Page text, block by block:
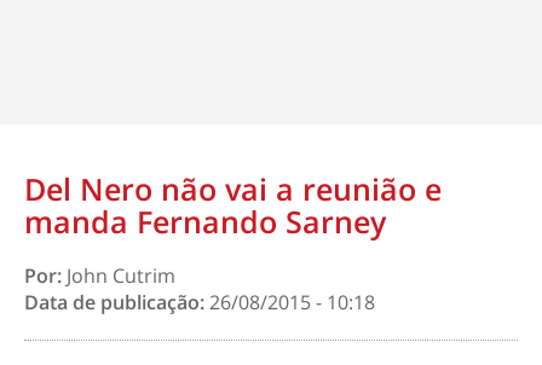
Del Nero não vai a reunião e
manda Fernando Sarney
Por: John Cutrim
Data de publicação:26/08/2015 - 10:18